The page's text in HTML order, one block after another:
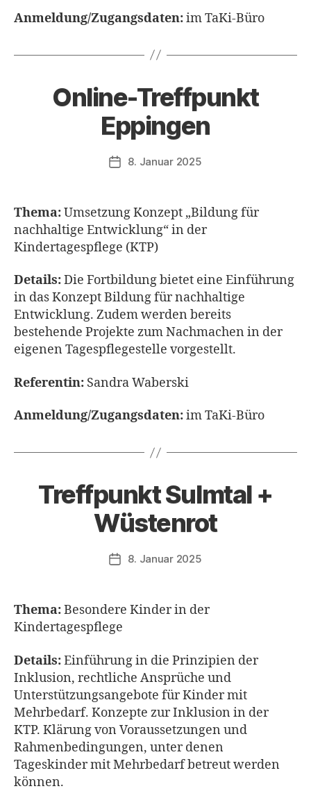
Anmeldung/Zugangsdaten:im TaKi-Büro
Online-Treffpunkt
Eppingen
Veröffentlichungsdatum
8. Januar 2025
Thema:Umsetzung Konzept „Bildung für
nachhaltige Entwicklung“ in der
Kindertagespflege (KTP)
Details:Die Fortbildung bietet eine Einführung
in das Konzept Bildung für nachhaltige
Entwicklung. Zudem werden bereits
bestehende Projekte zum Nachmachen in der
eigenen Tagespflegestelle vorgestellt.
Referentin: Sandra Waberski
Anmeldung/Zugangsdaten:im TaKi-Büro
Treffpunkt Sulmtal +
Wüstenrot
Veröffentlichungsdatum
8. Januar 2025
Thema:Besondere Kinder in der
Kindertagespflege
Details:Einführung in die Prinzipien der
Inklusion, rechtliche Ansprüche und
Unterstützungsangebote für Kinder mit
Mehrbedarf. Konzepte zur Inklusion in der
KTP. Klärung von Voraussetzungen und
Rahmenbedingungen, unter denen
Tageskinder mit Mehrbedarf betreut werden
können.